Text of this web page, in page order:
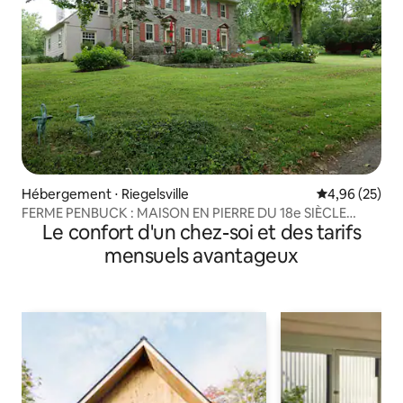
Hébergement ⋅ Riegelsville Évaluation
4,96 (25)
FERME PENBUCK : MAISON EN PIERRE DU 18e SIÈCLE
DANS LE COMTÉ DE BUCKS
Le confort d'un chez-soi et des tarifs
mensuels avantageux